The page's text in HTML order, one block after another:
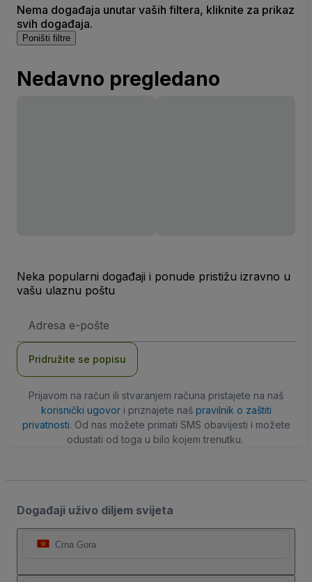
Nema događaja unutar vaših filtera, kliknite za prikaz
svih događaja.
Poništi filtre
Nedavno pregledano
Neka popularni događaji i ponude pristižu izravno u
vašu ulaznu poštu
mail
Pridružite se popisu
Prijavom na račun ili stvaranjem računa pristajete na naš
korisnički ugovori priznajete naš pravilnik o zaštiti
privatnosti. Od nas možete primati SMS obavijesti i možete
odustati od toga u bilo kojem trenutku.
Događaji uživo diljem svijeta
Crna Gora